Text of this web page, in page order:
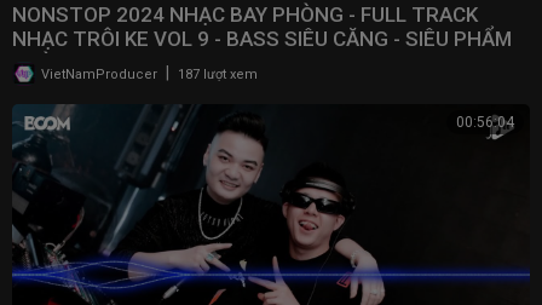
NONSTOP 2024 NHẠC BAY PHÒNG - FULL TRACK
NHẠC TRÔI KE VOL 9 - BASS SIÊU CĂNG - SIÊU PHẨM
PHÒNG BAY
VietNamProducer 187 lượt xem
00:56:04